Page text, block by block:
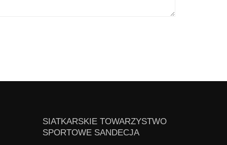
SIATKARSKIE TOWARZYSTWO
SPORTOWE SANDECJA